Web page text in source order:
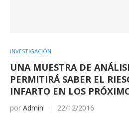
INVESTIGACIÓN
UNA MUESTRA DE
PERMITIRÁ SABER EL
INFARTO EN LOS
por Admin 22/12/2016